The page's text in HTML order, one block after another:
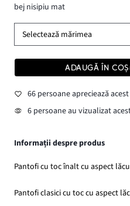
bej nisipiu mat
Selectează mărimea
ADAUGĂ ÎN COȘ
66 persoane apreciează
6 persoane au vizualizat
Informații despre produs
Pantofi cu toc înalt cu aspect
Pantofi clasici cu toc cu aspect